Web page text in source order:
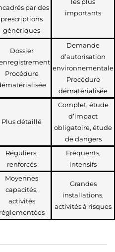
par des
prescriptions
génériques
importants
Dossier
Procédure
Demande
d’autorisation
environnementale
Procédure
dématérialisée
Plus détaillé
Complet, étude
d’impact
obligatoire, étude
de dangers
Réguliers,
renforcés
Fréquents,
intensifs
Moyennes
capacités,
activités
réglementées
Grandes
installations,
activités à risques